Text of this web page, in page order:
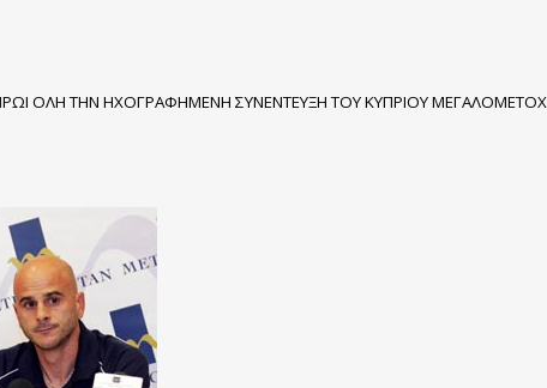
ΟΛΗ ΤΗΝ ΗΧΟΓΡΑΦΗΜΕΝΗ ΣΥΝΕΝΤΕΥΞΗ ΤΟΥ ΚΥΠΡΙΟΥ